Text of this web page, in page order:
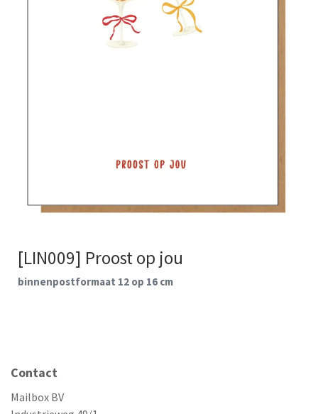
[LIN009] Proost op jou
binnenpostformaat 12 op 16 cm
Contact
Mailbox BV